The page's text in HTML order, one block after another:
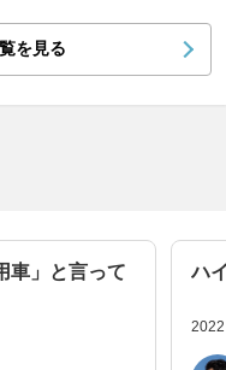
を見る
車」と言って
ハ